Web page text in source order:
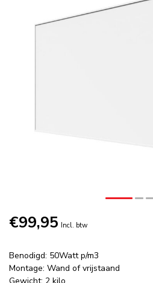
€99,95 Incl. btw
Benodigd: 50Watt p/m3
Montage: Wand of vrijstaand